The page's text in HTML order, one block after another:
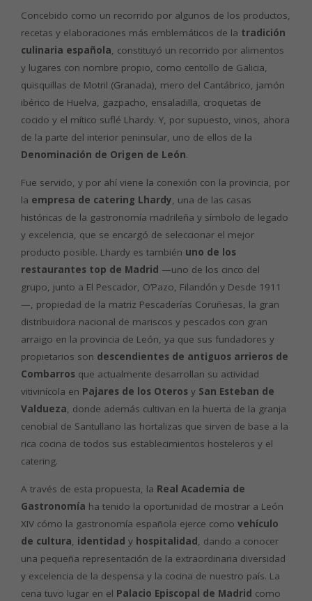
Concebido como un recorrido por algunos de los productos,
recetas y elaboraciones más emblemáticos de la tradición
culinaria española, constituyó un recorrido por alimentos
y lugares con nombre propio, como centollo de Galicia,
quisquillas de Motril (Granada), mero del Cantábrico, jamón
ibérico de Huelva, gazpacho, ensaladilla, croquetas de
cocido y el mítico suflé Lhardy. Y, por supuesto, vinos, ahora
de la parte del interior peninsular, uno de ellos de la
Denominación de Origen de León.
Fue servido, y por ahí viene la conexión con la provincia, por
la empresa de catering Lhardy, una de las casas
históricas de la gastronomía madrileña y símbolo de legado
y excelencia, que se encargó de seleccionar el mejor
producto posible. Lhardy es también uno de los
restaurantes top de Madrid —uno de los cinco del
grupo, junto a El Pescador, O’Pazo, Filandón y Desde 1911
—, propiedad de la matriz Pescaderías Coruñesas, la gran
distribuidora nacional de mariscos y pescados con gran
arraigo en la provincia de León, ya que sus fundadores y
propietarios son descendientes de antiguos arrieros de
Combarros que actualmente desarrollan su actividad
vitivinícola en Pajares de los Oteros y San Esteban de
Valdueza, donde además cultivan en la huerta de la granja
cenobial de Santullano las hortalizas que sirven de base a la
rica cocina de todos sus establecimientos hosteleros y el
catering.
A través de esta propuesta, la Real Academia de
Gastronomía ha tenido la oportunidad de mostrar a León
XIV cómo la gastronomía española ejerce como vehículo
de cultura, identidad y hospitalidad , dando a conocer
una pequeña representación de la extraordinaria diversidad
y excelencia de la despensa y la cocina de nuestro país. La
cena tuvo lugar en el Palacio Episcopal de Madrid como